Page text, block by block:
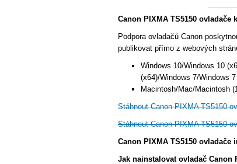
Canon PIXMA TS5150 ovladače
Podpora ovladačů Canon
publikovat přímo z webových
Windows 10/Windows 10
(x64)/Windows 7/Windows
Macintosh/Mac/Macintosh
Stáhnout Canon PIXMA TS5150
Stáhnout Canon PIXMA TS5150
Canon PIXMA TS5150 ovladače
Jak nainstalovat ovladač Canon